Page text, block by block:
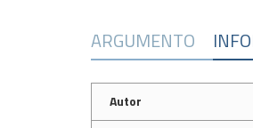
ARGUMENTO
Autor